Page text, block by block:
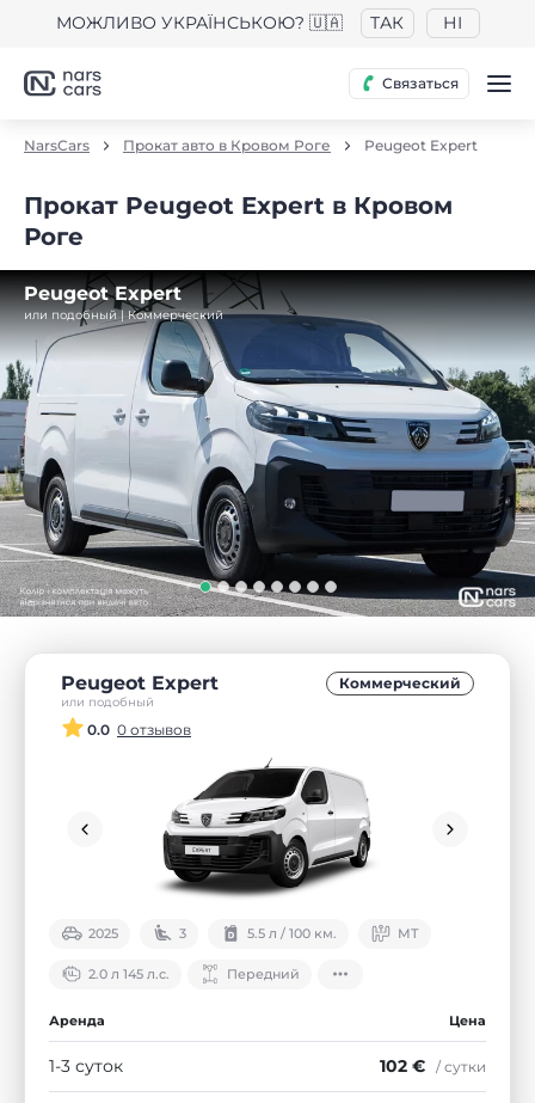
МОЖЛИВО УКРАЇНСЬКОЮ? 🇺🇦 ТАК НІ
Связаться
NarsCars Прокат авто в Кровом Роге Peugeot Expert
Прокат Peugeot Expert в Кровом
Роге
Peugeot Expert
или подобный | Коммерческий
Peugeot Expert
или подобный
Коммерческий
0.0 0 отзывов
2025 3 5.5 л / 100 км. МТ
2.0 л 145 л.с. Передний
Аренда Цена
1-3 суток 102 € / сутки